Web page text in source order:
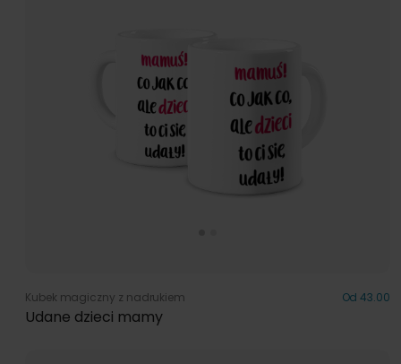
Kubek magiczny z nadrukiem Od 43.00
Udane dzieci mamy